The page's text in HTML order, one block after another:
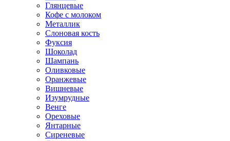
Глянцевые
Кофе с молоком
Металлик
Слоновая кость
Фуксия
Шоколад
Шампань
Оливковые
Оранжевые
Вишневые
Изумрудные
Венге
Ореховые
Янтарные
Сиреневые